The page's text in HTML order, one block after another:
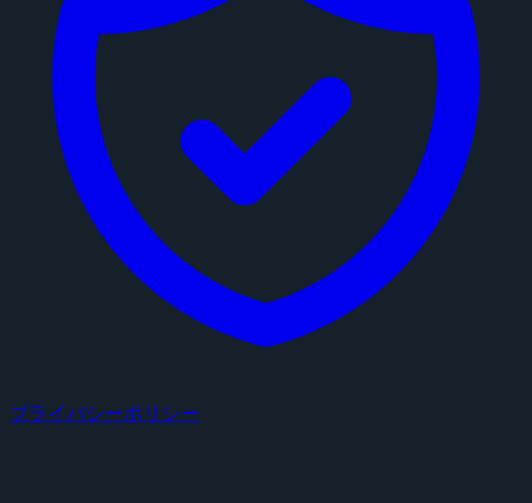
プライバシーポリシー